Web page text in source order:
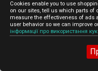
Cookies enable you to use
on our sites, tell us which parts of
measure the effectiveness of ads
user behavior so we can improve
інформації про використання кук